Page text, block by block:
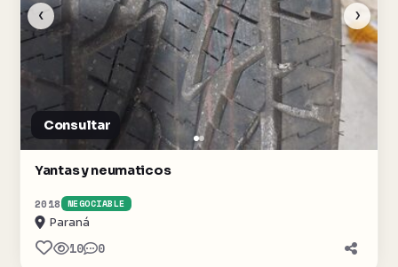
‹ ›
Consultar
Yantas y neumaticos
2018 NEGOCIABLE
Paraná
10 0